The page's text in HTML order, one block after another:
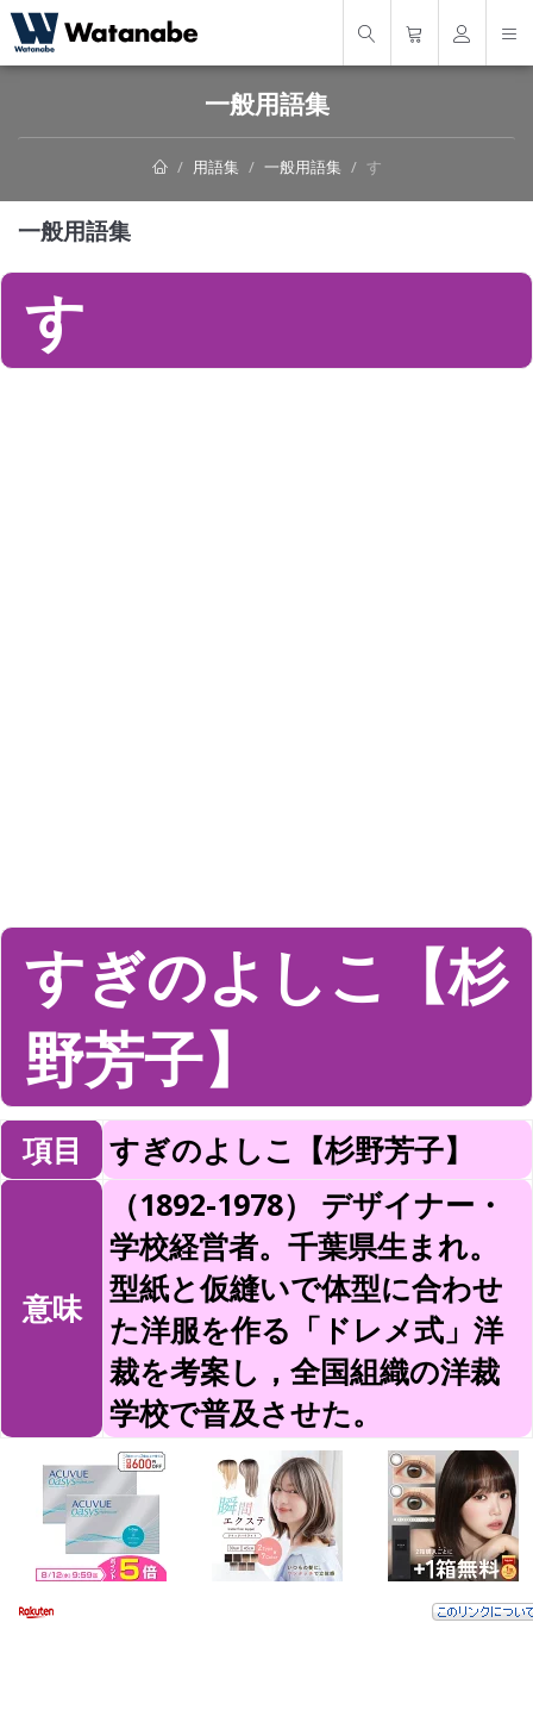
一般用語集
用語集 一般用語集 す
一般用語集
す
すぎのよしこ【杉
野芳子】
項目 すぎのよしこ【杉野芳子】
意味
（1892-1978） デザイナー・
学校経営者。千葉県生まれ。
型紙と仮縫いで体型に合わせ
た洋服を作る「ドレメ式」洋
裁を考案し，全国組織の洋裁
学校で普及させた。